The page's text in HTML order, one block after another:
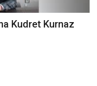
Kudret Kurnaz